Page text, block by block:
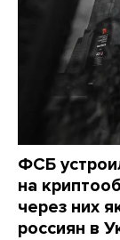
ФСБ
на
через них
россиян в